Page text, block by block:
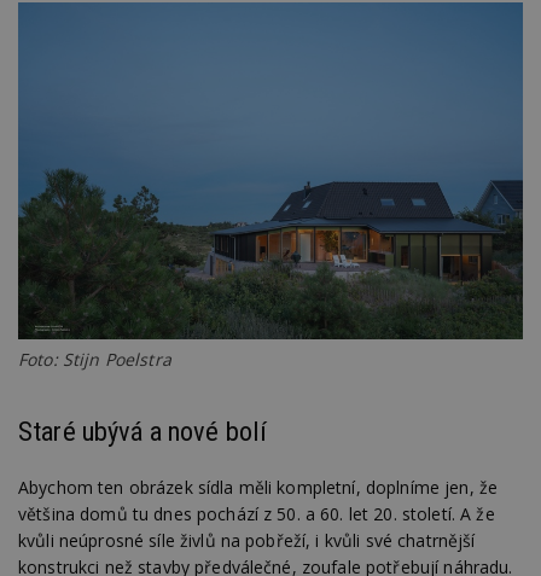
Foto: Stijn Poelstra
Staré ubývá a nové bolí
Abychom ten obrázek sídla měli kompletní, doplníme jen, že
většina domů tu dnes pochází z 50. a 60. let 20. století. A že
kvůli neúprosné síle živlů na pobřeží, i kvůli své chatrnější
konstrukci než stavby předválečné, zoufale potřebují náhradu.